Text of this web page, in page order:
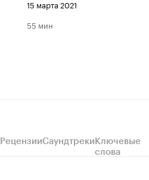
15 марта 2021
55 мин
РецензииСаундтрекиКлючевые
слова